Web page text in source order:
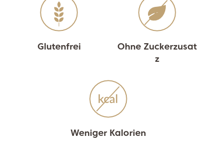
Glutenfrei
Ohne Zuckerzusat
z
Weniger Kalorien